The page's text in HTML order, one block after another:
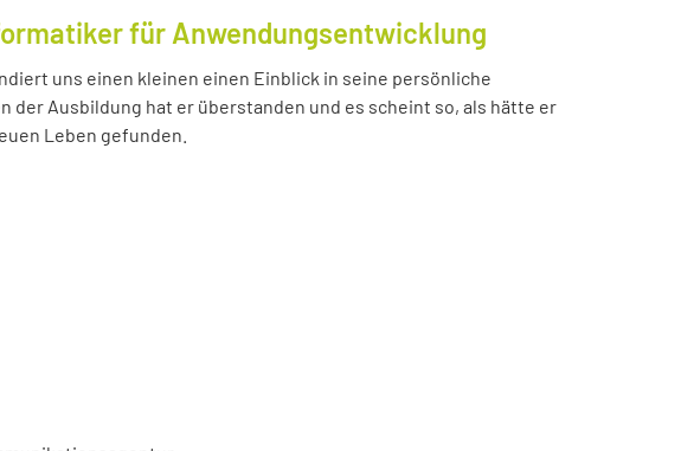
für Anwendungsentwicklung
uns einen kleinen einen Einblick in seine persönliche
der Ausbildung hat er überstanden und es scheint so, als hätte er
Leben gefunden.